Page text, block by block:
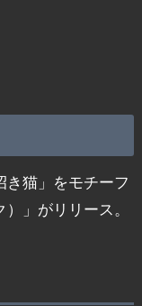
き猫」をモチーフ
」がリリース。